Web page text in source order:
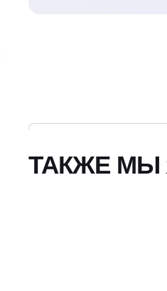
ТАКЖЕ МЫ